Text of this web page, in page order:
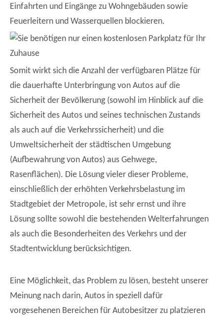
Einfahrten und Eingänge zu Wohngebäuden sowie
Feuerleitern und Wasserquellen blockieren.
Somit wirkt sich die Anzahl der verfügbaren Plätze für
die dauerhafte Unterbringung von Autos auf die
Sicherheit der Bevölkerung (sowohl im Hinblick auf die
Sicherheit des Autos und seines technischen Zustands
als auch auf die Verkehrssicherheit) und die
Umweltsicherheit der städtischen Umgebung
(Aufbewahrung von Autos) aus Gehwege,
Rasenflächen). Die Lösung vieler dieser Probleme,
einschließlich der erhöhten Verkehrsbelastung im
Stadtgebiet der Metropole, ist sehr ernst und ihre
Lösung sollte sowohl die bestehenden Welterfahrungen
als auch die Besonderheiten des Verkehrs und der
Stadtentwicklung berücksichtigen.
Eine Möglichkeit, das Problem zu lösen, besteht unserer
Meinung nach darin, Autos in speziell dafür
vorgesehenen Bereichen für Autobesitzer zu platzieren